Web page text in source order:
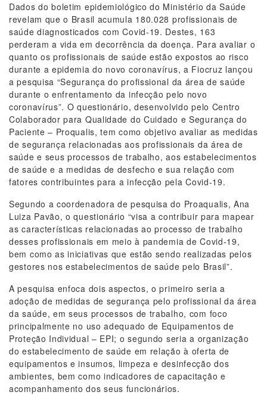
Dados do boletim epidemiológico do Ministério da Saúde
revelam que o Brasil acumula 180.028 profissionais de
saúde diagnosticados com Covid-19. Destes, 163
perderam a vida em decorrência da doença. Para avaliar o
quanto os profissionais de saúde estão expostos ao risco
durante a epidemia do novo coronavírus, a Fiocruz lançou
a pesquisa “Segurança do profissional da área de saúde
durante o enfrentamento da infecção pelo novo
coronavírus”. O questionário, desenvolvido pelo Centro
Colaborador para Qualidade do Cuidado e Segurança do
Paciente – Proqualis, tem como objetivo avaliar as medidas
de segurança relacionadas aos profissionais da área de
saúde e seus processos de trabalho, aos estabelecimentos
de saúde e a medidas de desfecho e sua relação com
fatores contribuintes para a infecção pela Covid-19.
Segundo a coordenadora de pesquisa do Proaqualis, Ana
Luiza Pavão, o questionário “visa a contribuir para mapear
as características relacionadas ao processo de trabalho
desses profissionais em meio à pandemia de Covid-19,
bem como as iniciativas que estão sendo realizadas pelos
gestores nos estabelecimentos de saúde pelo Brasil”.
A pesquisa enfoca dois aspectos, o primeiro seria a
adoção de medidas de segurança pelo profissional da área
da saúde, em seus processos de trabalho, com foco
principalmente no uso adequado de Equipamentos de
Proteção Individual – EPI; o segundo seria a organização
do estabelecimento de saúde em relação à oferta de
equipamentos e insumos, limpeza e desinfecção dos
ambientes, bem como indicadores de capacitação e
acompanhamento dos seus funcionários.